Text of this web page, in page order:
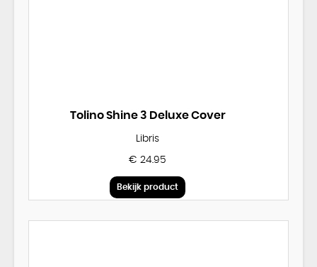
Tolino Shine 3 Deluxe Cover
Libris
€ 24.95
Bekijk product